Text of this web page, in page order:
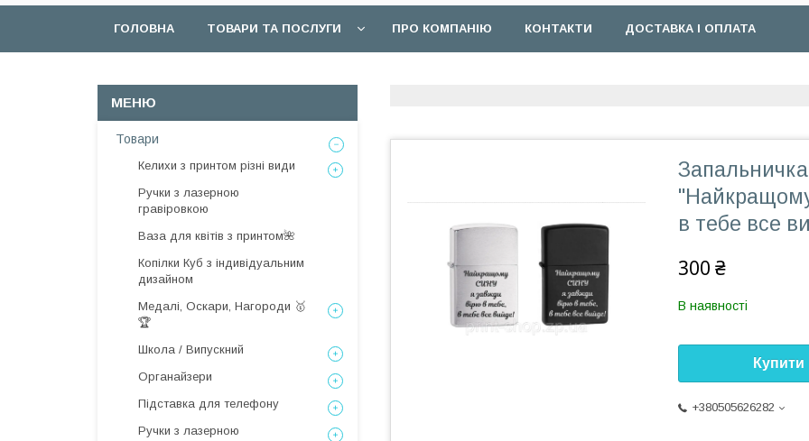
ГОЛОВНА ТОВАРИ ТА ПОСЛУГИ ПРО КОМПАНІЮ КОНТАКТИ ДОСТАВКА І ОПЛАТА
в тебе все
300 ₴
В наявності
Купити
+380505626282
Товари
Келихи з принтом різні види
Ручки з лазерною
гравіровкою
Ваза для квітів з принтом🌺
Копілки Куб з індивідуальним
дизайном
Медалі, Оскари, Нагороди 🥇
🏆
Школа / Випускний
Органайзери
Підставка для телефону
Ручки з лазерною